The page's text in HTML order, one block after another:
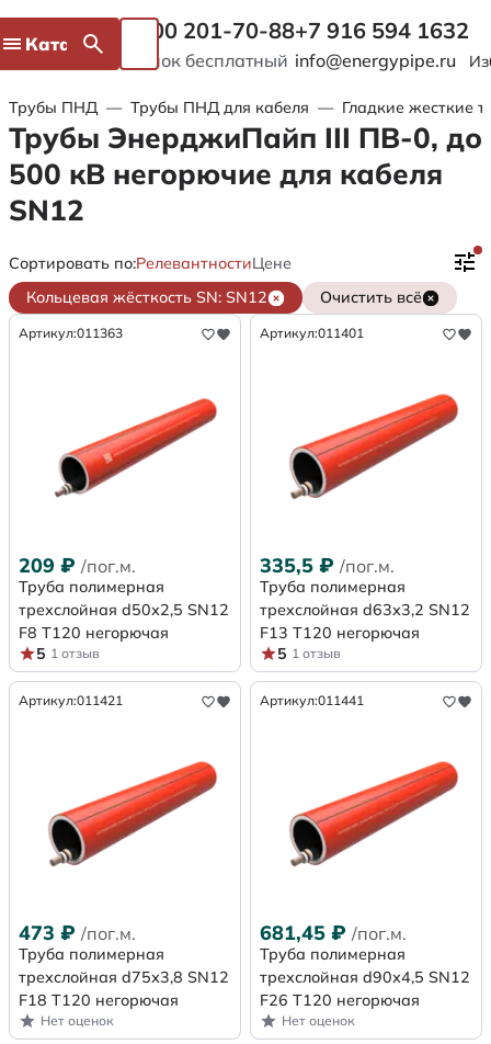
Каталог 8 800 201-70-88
Звонок бесплатный
+7 916 594 1632
info@energypipe.ru
Трубы ПНД — Трубы ПНД для кабеля — Гладкие жесткие
Трубы ЭнерджиПайп III ПВ-0, до
500 кВ негорючие для кабеля
SN12
Сортировать по:РелевантностиЦене
Кольцевая жёсткость SN: SN12
Очистить всё
Артикул:011363
209 ₽ /пог.м.
Труба полимерная
трехслойная d50х2,5 SN12
F8 Т120 негорючая
5 1 отзыв
Артикул:011401
335,5 ₽ /пог.м.
Труба полимерная
трехслойная d63х3,2 SN12
F13 Т120 негорючая
5 1 отзыв
Артикул:011421
473 ₽ /пог.м.
Труба полимерная
трехслойная d75х3,8 SN12
F18 Т120 негорючая
Нет оценок
Артикул:011441
681,45 ₽ /пог.м.
Труба полимерная
трехслойная d90х4,5 SN12
F26 Т120 негорючая
Нет оценок